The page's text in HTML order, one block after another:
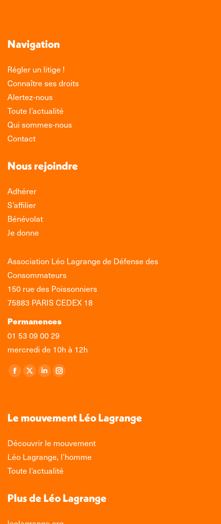
Navigation
Régler un litige !
Connaître ses droits
Alertez-nous
Toute l’actualité
Qui sommes-nous
Contact
Nous rejoindre
Adhérer
S’affilier
Bénévolat
Je donne
Association Léo Lagrange de Défense des
Consommateurs
150 rue des Poissonniers
75883 PARIS CEDEX 18
Permanences
01 53 09 00 29
mercredi de 10h à 12h
Retrouvez-nous sur :
La
s'ouvre
une
nouvelle
fenêtre
La
s'ouvre
une
fenêtre
La
s'ouvre
une
nouvelle
fenêtre
La
s'ouvre
une
nouvelle
fenêtre
Le mouvement Léo Lagrange
Découvrir le mouvement
Léo Lagrange, l’homme
Toute l’actualité
Plus de Léo Lagrange